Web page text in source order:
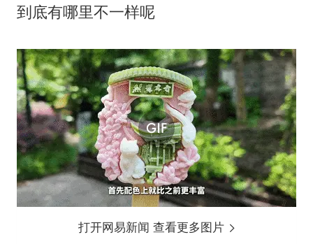
到底有哪里不一样呢
打开网易新闻 查看更多图片